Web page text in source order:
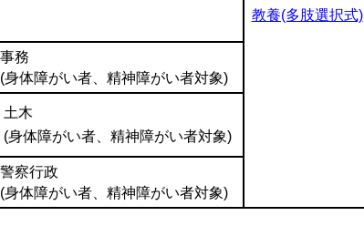
教養(多肢選択式)
事務
(身体障がい者、精神障がい者対象)
土木
(身体障がい者、精神障がい者対象)
警察行政
(身体障がい者、精神障がい者対象)